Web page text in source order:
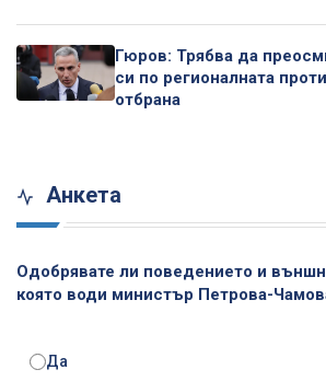
Гюров: Трябва да
си по регионалната
отбрана
Анкета
Одобрявате ли поведението и
която води министър Петрова-
Да